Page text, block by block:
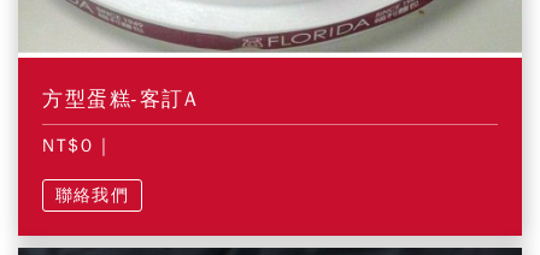
方型蛋糕-客訂A
NT$0
聯絡我們